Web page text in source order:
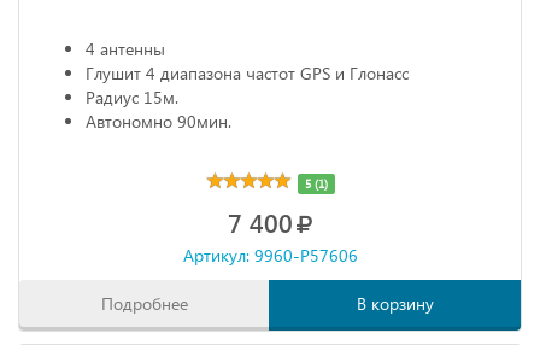
4 антенны
Глушит 4 диапазона частот GPS и Глонасс
Радиус 15м.
Автономно 90мин.
5 (1)
7 400
Артикул: 9960-P57606
Подробнее В корзину